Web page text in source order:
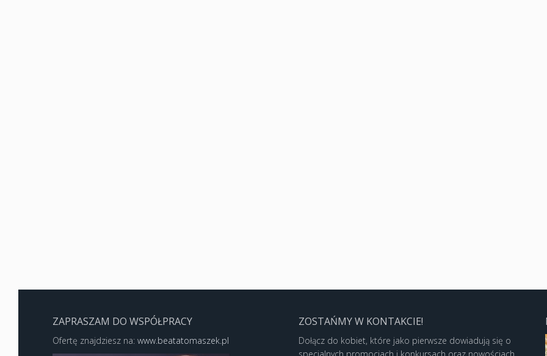
ZAPRASZAM DO WSPÓŁPRACY
Ofertę znajdziesz na: www.beatatomaszek.pl
ZOSTAŃMY W KONTAKCIE!
Dołącz do kobiet, które jako pierwsze dowiadują się o